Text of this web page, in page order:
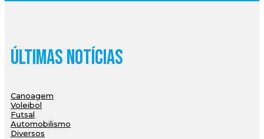
Últimas Notícias
Canoagem
Voleibol
Futsal
Automobilismo
Diversos